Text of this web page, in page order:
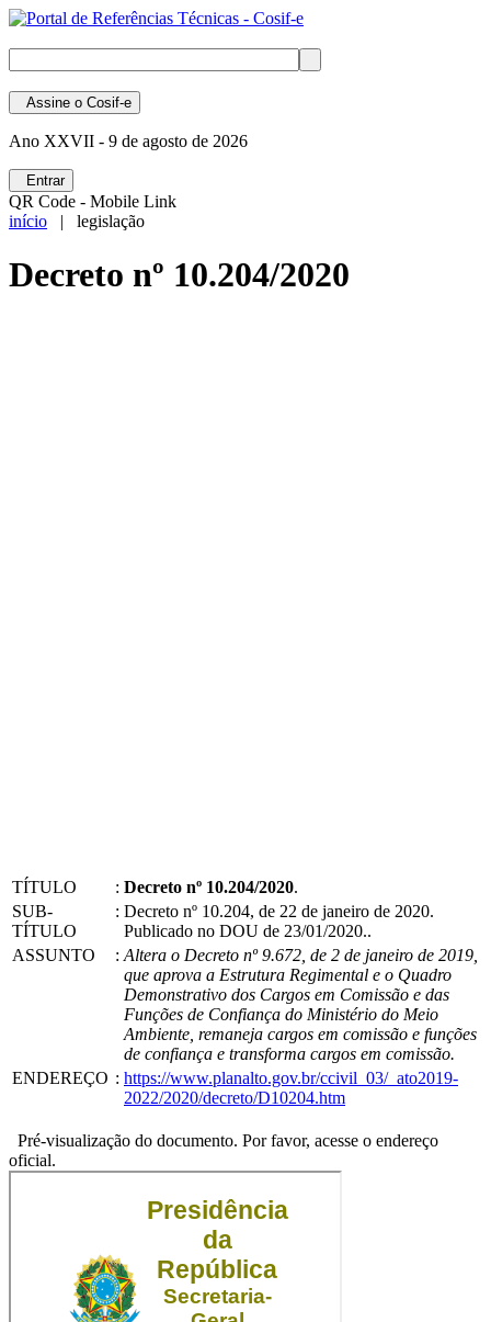
Assine o Cosif-e
Ano XXVII - 9 de agosto de 2026
Entrar
QR Code - Mobile Link
início | legislação
Decreto nº 10.204/2020
TÍTULO : Decreto nº 10.204/2020.
SUB-
TÍTULO
: Decreto nº 10.204, de 22 de janeiro de 2020.
Publicado no DOU de 23/01/2020..
ASSUNTO
: Altera o Decreto nº 9.672, de 2 de janeiro de 2019,
que aprova a Estrutura Regimental e o Quadro
Demonstrativo dos Cargos em Comissão e das
Funções de Confiança do Ministério do Meio
Ambiente, remaneja cargos em comissão e funções
de confiança e transforma cargos em comissão.
ENDEREÇO : https://www.planalto.gov.br/ccivil_03/_ato2019-
2022/2020/decreto/D10204.htm
Pré-visualização do documento. Por favor, acesse o endereço
oficial.